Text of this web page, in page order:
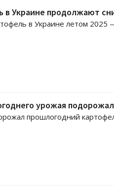
в Украине продолжают
в Украине летом 2025
урожая
прошлогодний